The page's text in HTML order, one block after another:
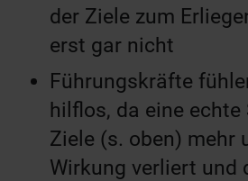
der Ziele zum
erst gar nicht
Führungskräfte
hilflos, da eine
Ziele (s. oben) mehr
Wirkung verliert und